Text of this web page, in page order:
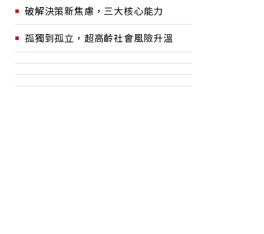
破解決策新焦慮，三大核心能力
孤獨到孤立，超高齡社會風險升溫